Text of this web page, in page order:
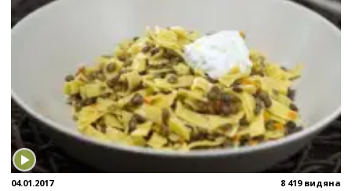
04.01.2017 8 419 видяна